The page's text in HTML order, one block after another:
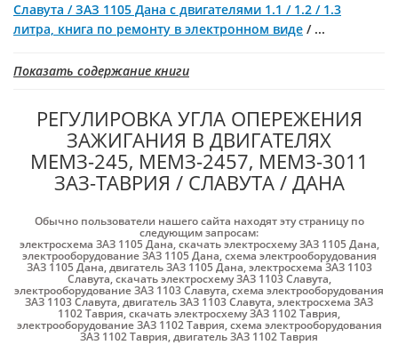
Славута / ЗАЗ 1105 Дана c двигателями 1.1 / 1.2 / 1.3
литра, книга по ремонту в электронном виде / ...
Показать содержание книги
РЕГУЛИРОВКА УГЛА ОПЕРЕЖЕНИЯ
ЗАЖИГАНИЯ В ДВИГАТЕЛЯХ
МЕМЗ-245, МЕМЗ-2457, МЕМЗ-3011
ЗАЗ-ТАВРИЯ / СЛАВУТА / ДАНА
Обычно пользователи нашего сайта находят эту страницу по
следующим запросам:
электросхема ЗАЗ 1105 Дана,скачать электросхему ЗАЗ 1105 Дана,
электрооборудование ЗАЗ 1105 Дана,схема электрооборудования
ЗАЗ 1105 Дана,двигатель ЗАЗ 1105 Дана,электросхема ЗАЗ 1103
Славута,скачать электросхему ЗАЗ 1103 Славута,
электрооборудование ЗАЗ 1103 Славута,схема электрооборудования
ЗАЗ 1103 Славута,двигатель ЗАЗ 1103 Славута,электросхема ЗАЗ
1102 Таврия,скачать электросхему ЗАЗ 1102 Таврия,
электрооборудование ЗАЗ 1102 Таврия,схема электрооборудования
ЗАЗ 1102 Таврия,двигатель ЗАЗ 1102 Таврия